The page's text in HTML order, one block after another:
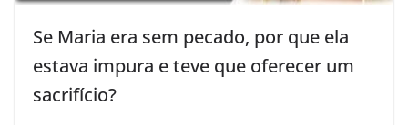
Se Maria era sem pecado, por que ela
estava impura e teve que oferecer um
sacrifício?